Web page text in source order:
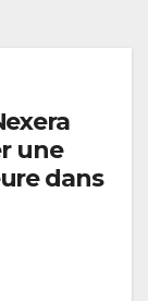
une
dans